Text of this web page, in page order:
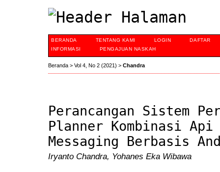
BERANDA TENTANG KAMI LOGIN
DAFTAR
INFORMASI
PENGAJUAN NASKAH
Beranda > Vol 4, No 2 (2021) > Chandra
Perancangan Sistem
Planner Kombinasi
Messaging Berbasis
Iryanto Chandra, Yohanes Eka Wibawa